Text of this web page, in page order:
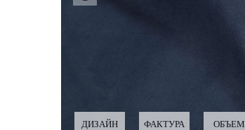
ДИЗАЙН ФАКТУРА ОБЪЕМ